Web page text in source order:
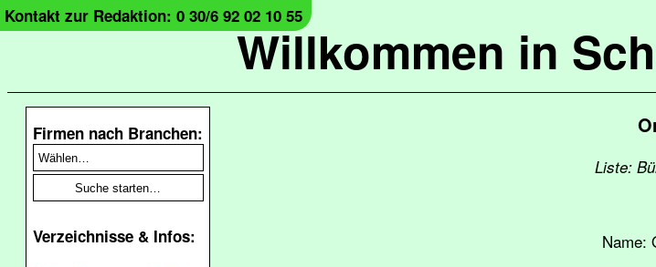
Willkommen in
Kontakt zur Redaktion: 0 30/6 92 02 10 55
Firmen nach Branchen:
Verzeichnisse & Infos:
Liste:
Name: